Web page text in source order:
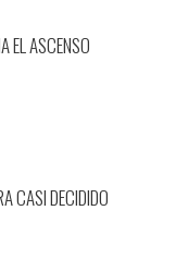
EL ASCENSO
CASI DECIDIDO